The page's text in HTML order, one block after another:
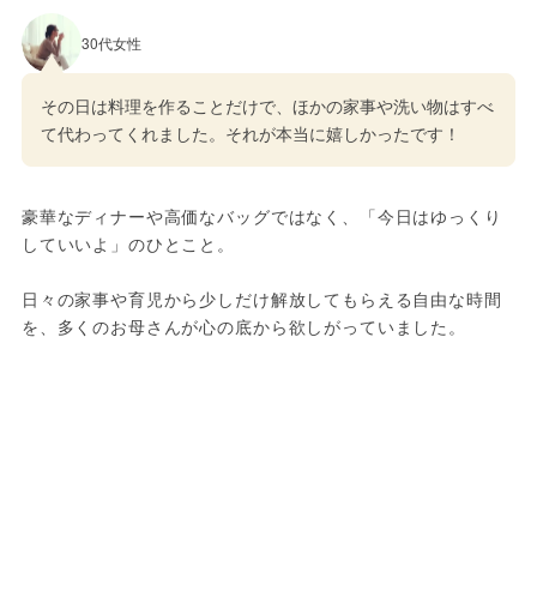
30代女性
その日は料理を作ることだけで、ほかの家事や洗い物はすべ
て代わってくれました。それが本当に嬉しかったです！
豪華なディナーや高価なバッグではなく、「今日はゆっくり
していいよ」のひとこと。
日々の家事や育児から少しだけ解放してもらえる自由な時間
を、多くのお母さんが心の底から欲しがっていました。